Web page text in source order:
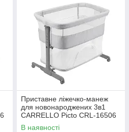
Приставне ліжечко-манеж
для новонароджених 3в1
CARRELLO Picto CRL-16506
Tao Grey Сіре
В наявності